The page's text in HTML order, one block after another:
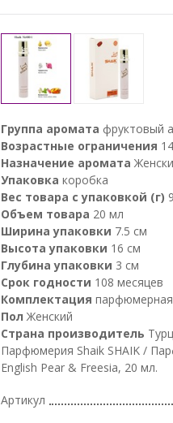
Группа аромата фруктовый
Возрастные ограничения
Назначение аромата
Упаковка коробка
Вес товара с упаковкой (г)
Объем товара 20 мл
Ширина упаковки 7.5 см
Высота упаковки 16 см
Глубина упаковки 3 см
Срок годности 108 месяцев
Комплектация
Пол Женский
Страна производитель
Парфюмерия Shaik SHAIK /
English Pear & Freesia, 20 мл.
Артикул